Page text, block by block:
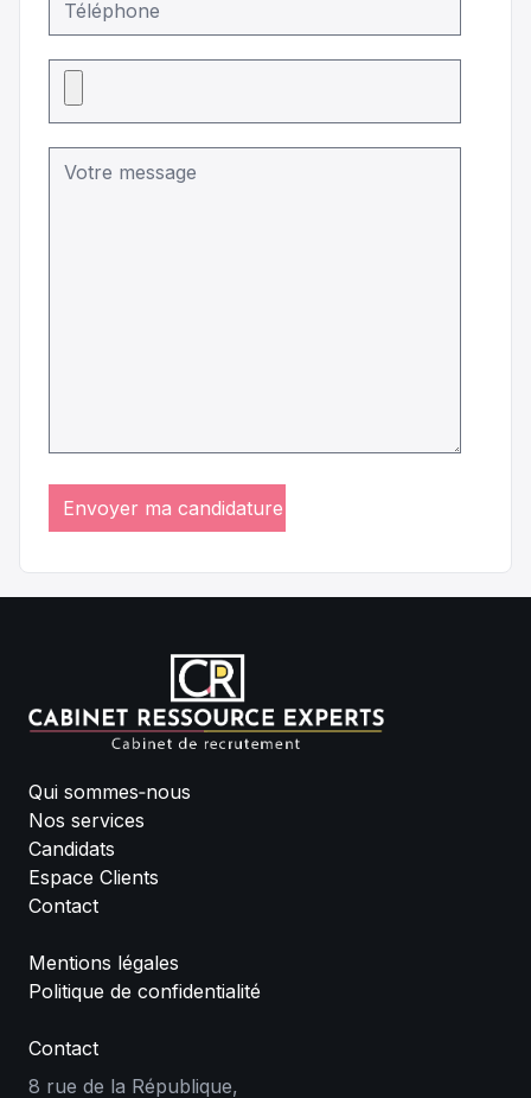
Qui sommes‑nous
Nos services
Candidats
Espace Clients
Contact
Mentions légales
Politique de confidentialité
Contact
8 rue de la République,